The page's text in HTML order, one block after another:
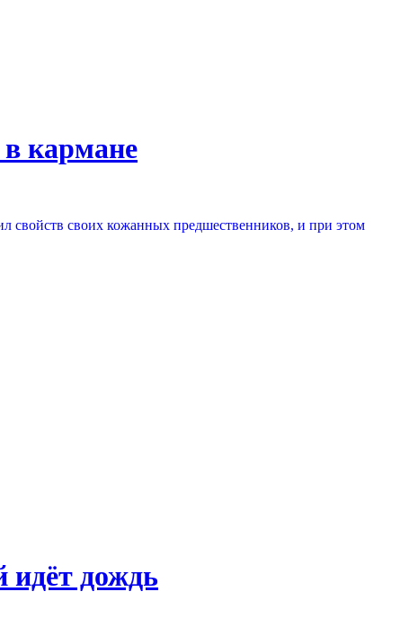
кармане
свойств своих кожанных предшественников, и при этом
идёт дождь